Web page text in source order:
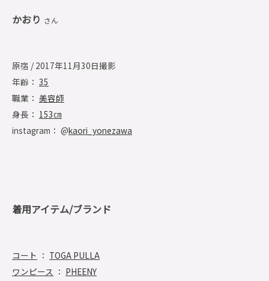
かおり さん
原宿 / 2017年11月30日撮影
年齢： 35
職業： 美容師
身長： 153㎝
instagram： @kaori_yonezawa
着用アイテム/ブランド
コート ： TOGA PULLA
ワンピース ： PHEENY